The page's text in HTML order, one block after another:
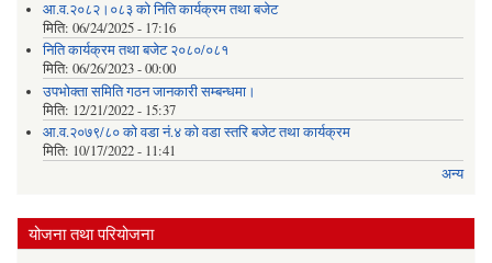
आ.व.२०८२।०८३ को निति कार्यक्रम तथा बजेट
मिति: 06/24/2025 - 17:16
निति कार्यक्रम तथा बजेट २०८०/०८१
मिति: 06/26/2023 - 00:00
उपभोक्ता समिति गठन जानकारी सम्बन्धमा।
मिति: 12/21/2022 - 15:37
आ.व.२०७९/८० को वडा नं.४ को वडा स्तरि बजेट तथा कार्यक्रम
मिति: 10/17/2022 - 11:41
अन्य
योजना तथा परियोजना